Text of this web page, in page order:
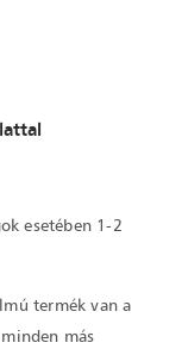
esetében 1-2
termék van a
más